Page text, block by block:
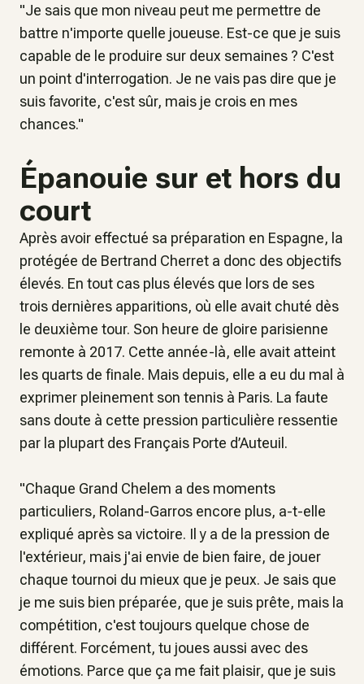
"Je sais que mon niveau peut me permettre de
battre n'importe quelle joueuse. Est-ce que je suis
capable de le produire sur deux semaines ? C'est
un point d'interrogation. Je ne vais pas dire que je
suis favorite, c'est sûr, mais je crois en mes
chances."
Épanouie sur et hors du
court
Après avoir effectué sa préparation en Espagne, la
protégée de Bertrand Cherret a donc des objectifs
élevés. En tout cas plus élevés que lors de ses
trois dernières apparitions, où elle avait chuté dès
le deuxième tour. Son heure de gloire parisienne
remonte à 2017. Cette année-là, elle avait atteint
les quarts de finale. Mais depuis, elle a eu du mal à
exprimer pleinement son tennis à Paris. La faute
sans doute à cette pression particulière ressentie
par la plupart des Français Porte d’Auteuil.
"Chaque Grand Chelem a des moments
particuliers, Roland-Garros encore plus, a-t-elle
expliqué après sa victoire. Il y a de la pression de
l'extérieur, mais j'ai envie de bien faire, de jouer
chaque tournoi du mieux que je peux. Je sais que
je me suis bien préparée, que je suis prête, mais la
compétition, c'est toujours quelque chose de
différent. Forcément, tu joues aussi avec des
émotions. Parce que ça me fait plaisir, que je suis